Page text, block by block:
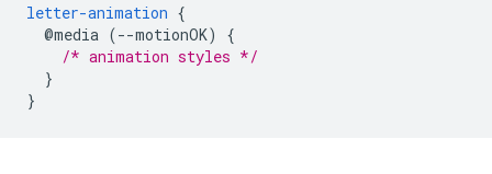
letter-animation {
@media (--motionOK)
{
/* animation styles */
}
}